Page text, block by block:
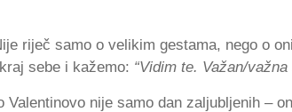
riječ samo o velikim gestama, nego o
sebe i kažemo: “Vidim te. Važan/važna
nije samo dan zaljubljenih –